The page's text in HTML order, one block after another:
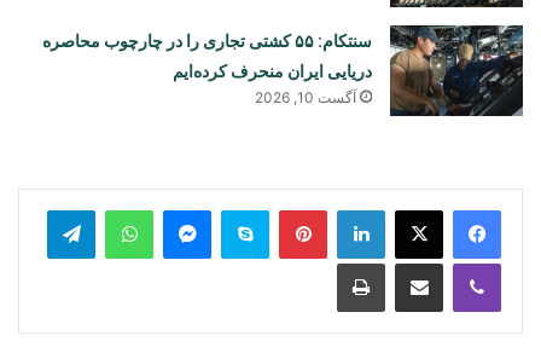
سنتکام: ۵۵ کشتی تجاری را در چارچوب محاصره
دریایی ایران منحرف کرده‌ایم
آگست 10, 2026
LinkedIn
Pinterest
Skype
Messenger
WhatsApp
Viber
Share via Email
Print